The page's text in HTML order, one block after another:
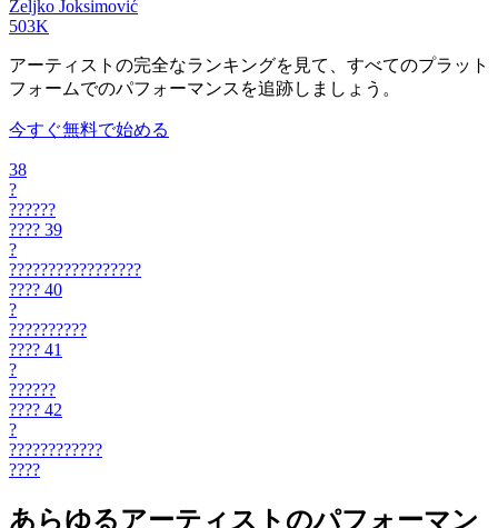
Željko Joksimović
503K
アーティストの完全なランキングを見て、すべてのプラット
フォームでのパフォーマンスを追跡しましょう。
今すぐ無料で始める
38
?
??????
???? 39
?
?????????????????
???? 40
?
??????????
???? 41
?
??????
???? 42
?
????????????
????
あらゆるアーティストのパフォーマン